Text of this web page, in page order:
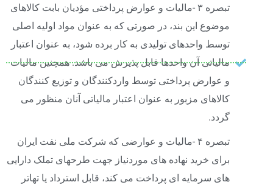
تبصره ۳ -مالیات و عوارض پرداختی مؤدیان بابت کالاهای
موضوع این بند، در صورتی که به عنوان مواد اولیه اصلی
توسط واحدهای تولیدی به کار برده شود، به عنوان اعتبار
مالیاتی آن واحدها قابل پذیرش می باشد. همچنین مالیات
و عوارض پرداختی توسط واردکنندگان و توزیع کنندگان
کالاهای مزبور به عنوان اعتبار مالیاتی آنان منظور می
گردد.
تبصره ۴ -مالیات و عوارضی که شرکت ملی نفت ایران
برای خرید نهاده های موردنیاز جهت طرحهای تملک دارایی
های سرمایه ای پرداخت می کند، قابل استرداد یا تهاتر